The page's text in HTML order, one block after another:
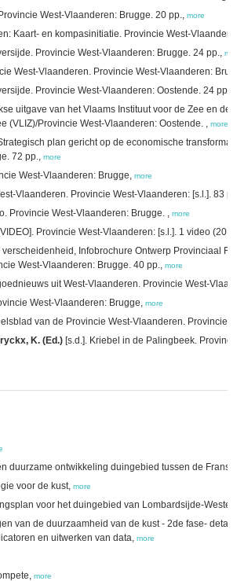
West-Vlaanderen: Brugge. 20 pp., more
Kaart- en kompasinitiatie. Provincie West-
Provincie West-Vlaanderen: Brugge. 24 pp.,
West-Vlaanderen. Provincie West-Vlaanderen:
Provincie West-Vlaanderen: Oostende. 24 pp.,
uitgave van het Vlaams Instituut voor de Zee en de
(VLIZ)/Provincie West-Vlaanderen: Oostende. , more
plan gericht op de economische
72 pp., more
West-Vlaanderen: Brugge, more
Vlaanderen. Provincie West-Vlaanderen: [s.l.]. 83
Provincie West-Vlaanderen: Brugge. , more
Provincie West-Vlaanderen: [s.l.]. 1 video (20
verscheidenheid, Infobrochure Ontwerp Provinciaal
West-Vlaanderen: Brugge. 40 pp., more
uit West-Vlaanderen. Provincie West-
West-Vlaanderen: Brugge, more
van de Provincie West-Vlaanderen. Provincie
K. (Ed.) [s.d.]. Kriebel in de Palingbeek.
duurzame ontwikkeling duingebied tussen de
voor de kust, more
voor het duingebied van Lombardsijde-
van de duurzaamheid van de kust - 2de fase-
en uitwerken van data, more
more